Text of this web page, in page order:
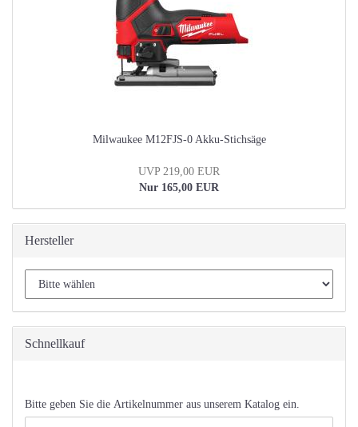
Milwaukee M12FJS-0 Akku-Stichsäge
UVP 219,00 EUR
Nur 165,00 EUR
Hersteller
Schnellkauf
BITTE
GEBEN
Bitte geben Sie die Artikelnummer aus unserem Katalog ein.